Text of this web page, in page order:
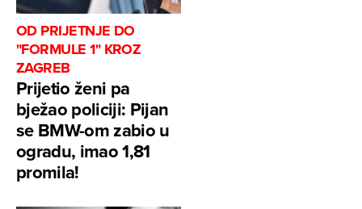
OD PRIJETNJE DO
"FORMULE 1" KROZ
ZAGREB
Prijetio ženi pa
bježao policiji: Pijan
se BMW-om zabio u
ogradu, imao 1,81
promila!